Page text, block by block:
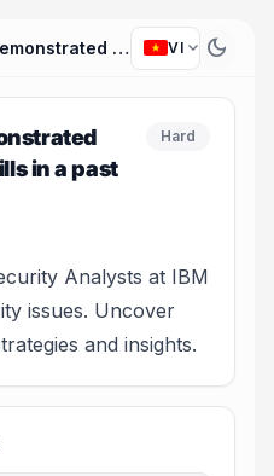
How have you demonstrated problem-solving skills in a past project or role? VI expand_more dark_mode
in a past
Hard
Analysts at IBM
issues. Uncover
and insights.